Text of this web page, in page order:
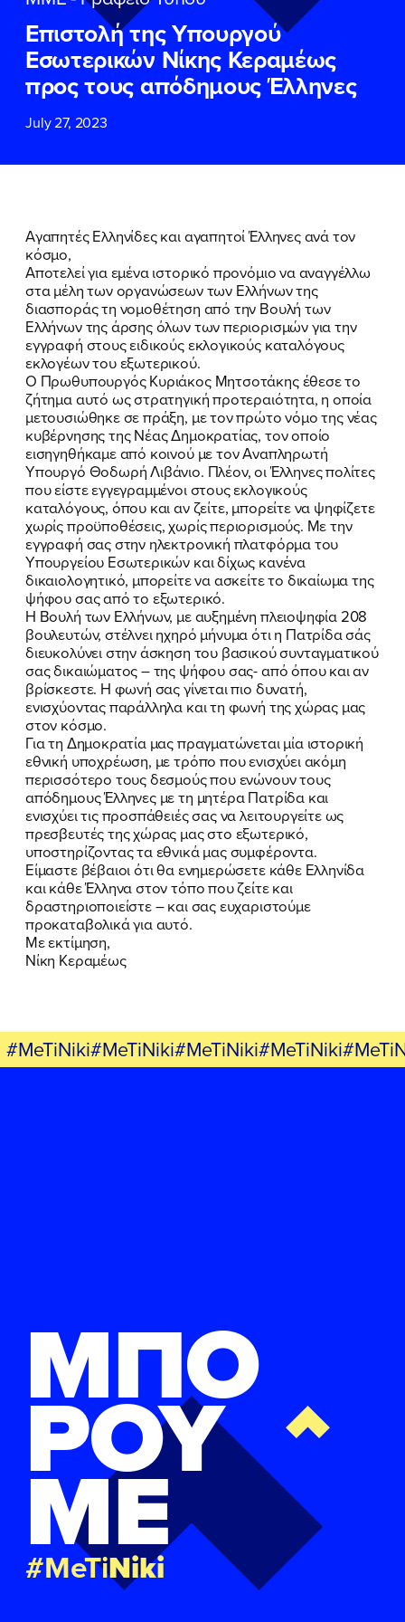
ΠΟΙΑ ΕΙΜΑΙ
ΕΡΓΟ
ΕΚΔΗΛΩΣΕΙΣ
ΝΕΑ
ΕΛΑ ΚΙ ΕΣΥ
FB IN TW YT LN VB TIKTOK
Επιστολή της Υπουργού
Εσωτερικών Νίκης Κεραμέως
προς τους απόδημους Έλληνες
July 27, 2023
Αγαπητές Ελληνίδες και αγαπητοί Έλληνες ανά τον
κόσμο,
Αποτελεί για εμένα ιστορικό προνόμιο να αναγγέλλω
στα μέλη των οργανώσεων των Ελλήνων της
διασποράς τη νομοθέτηση από την Βουλή των
Ελλήνων της άρσης όλων των περιορισμών για την
εγγραφή στους ειδικούς εκλογικούς καταλόγους
εκλογέων του εξωτερικού.
Ο Πρωθυπουργός Κυριάκος Μητσοτάκης έθεσε το
ζήτημα αυτό ως στρατηγική προτεραιότητα, η οποία
μετουσιώθηκε σε πράξη, με τον πρώτο νόμο της νέας
κυβέρνησης της Νέας Δημοκρατίας, τον οποίο
εισηγηθήκαμε από κοινού με τον Αναπληρωτή
Υπουργό Θοδωρή Λιβάνιο. Πλέον, οι Έλληνες πολίτες
που είστε εγγεγραμμένοι στους εκλογικούς
καταλόγους, όπου και αν ζείτε, μπορείτε να ψηφίζετε
χωρίς προϋποθέσεις, χωρίς περιορισμούς. Με την
εγγραφή σας στην ηλεκτρονική πλατφόρμα του
Υπουργείου Εσωτερικών και δίχως κανένα
δικαιολογητικό, μπορείτε να ασκείτε το δικαίωμα της
ψήφου σας από το εξωτερικό.
Η Βουλή των Ελλήνων, με αυξημένη πλειοψηφία 208
βουλευτών, στέλνει ηχηρό μήνυμα ότι η Πατρίδα σάς
διευκολύνει στην άσκηση του βασικού συνταγματικού
σας δικαιώματος – της ψήφου σας- από όπου και αν
βρίσκεστε. Η φωνή σας γίνεται πιο δυνατή,
ενισχύοντας παράλληλα και τη φωνή της χώρας μας
στον κόσμο.
Για τη Δημοκρατία μας πραγματώνεται μία ιστορική
εθνική υποχρέωση, με τρόπο που ενισχύει ακόμη
περισσότερο τους δεσμούς που ενώνουν τους
απόδημους Έλληνες με τη μητέρα Πατρίδα και
ενισχύει τις προσπάθειές σας να λειτουργείτε ως
πρεσβευτές της χώρας μας στο εξωτερικό,
υποστηρίζοντας τα εθνικά μας συμφέροντα.
Είμαστε βέβαιοι ότι θα ενημερώσετε κάθε Ελληνίδα
και κάθε Έλληνα στον τόπο που ζείτε και
δραστηριοποιείστε – και σας ευχαριστούμε
προκαταβολικά για αυτό.
Με εκτίμηση,
Νίκη Κεραμέως
ΜΠΟ
ΡΟΥ
ΜΕ
#MeTiNiki
ΕΠΙΘΕΤΟ*
ΤΗΛΕΦΩΝΟ*
Δεδομένων
και τους τους
Χρήσηςτου δικτυακού τόπου του
Πολιτικού Γραφείου της Βουλευτού
Νίκης Κεραμέως
ΥΠΟΒΟΛΗ
ΕΠΙΘΕΤΟ*
ΤΗΛΕΦΩΝΟ
Δεδομένων
και τους τους
Χρήσηςτου δικτυακού τόπου του
Πολιτικού Γραφείου της Βουλευτού
Νίκης Κεραμέως
ΥΠΟΒΟΛΗ